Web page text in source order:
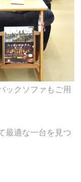
ックソファもご用
最適な一台を見つ